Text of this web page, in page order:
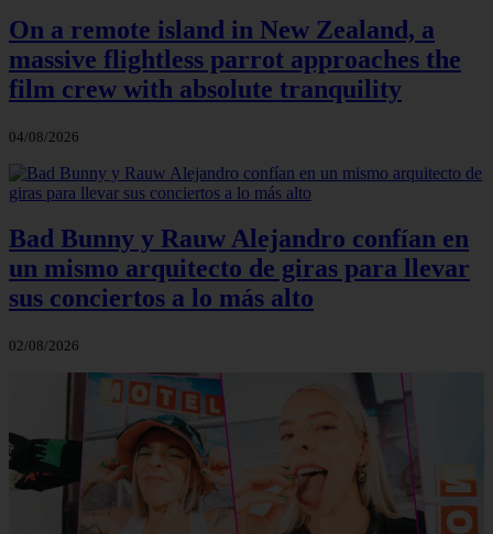
On a remote island in New Zealand, a
massive flightless parrot approaches the
film crew with absolute tranquility
04/08/2026
Bad Bunny y Rauw Alejandro confían en
un mismo arquitecto de giras para llevar
sus conciertos a lo más alto
02/08/2026